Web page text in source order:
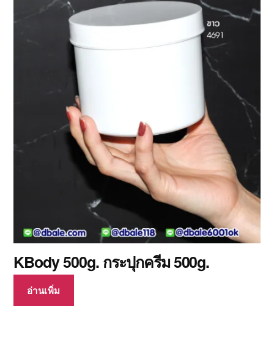
KBody 500g. กระปุกครีม 500g.
อ่านเพิ่ม